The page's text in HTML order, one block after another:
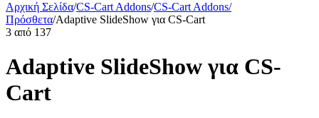
Αρχική Σελίδα/CS-Cart Addons/CS-Cart Addons/
Πρόσθετα/Adaptive SlideShow για CS-Cart
3 από 137
Adaptive SlideShow για CS-
Cart